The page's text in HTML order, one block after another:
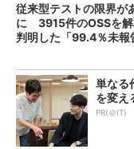
従来型テストの限界が
に 3915件のOSSを解
判明した「99.4％未報
単なる
を変え
PR(＠IT)